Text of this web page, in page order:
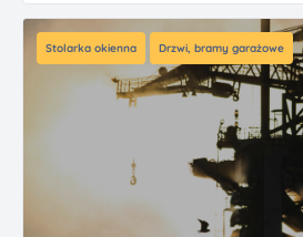
Stolarka okienna Drzwi, bramy garażowe